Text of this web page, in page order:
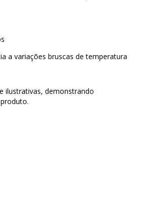
a variações bruscas de temperatura
ilustrativas, demonstrando